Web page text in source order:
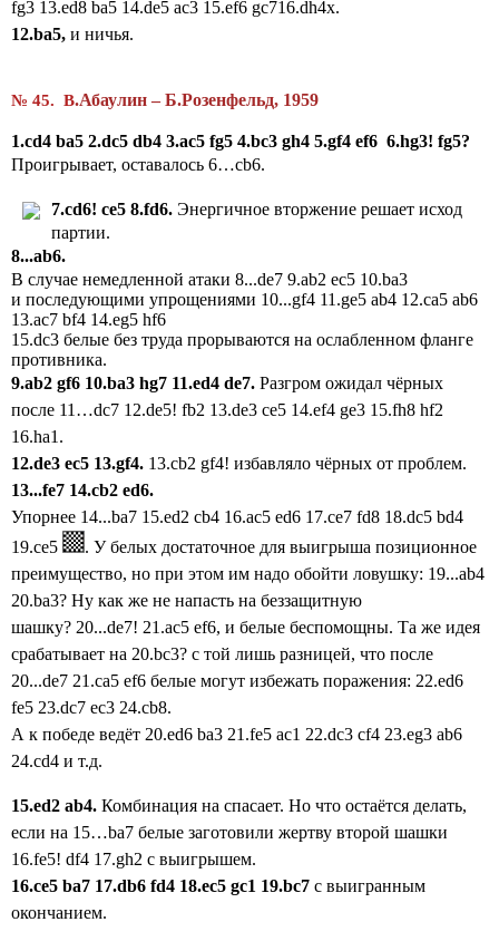
fg3 13.ed8 ba5 14.de5 ac3 15.ef6 gc716.dh4x.
12.ba5, и ничья.
№ 45. В.Абаулин–Б.Розенфельд, 1959
1.cd4 ba5 2.dc5 db4 3.ac5 fg5 4.bc3 gh4 5.gf4 ef6 6.hg3! fg5?
Проигрывает, оставалось 6…cb6.
7.cd6! ce5 8.fd6. Энергичное вторжение решает исход
партии.
8...ab6.
В случае немедленной атаки 8...de7 9.ab2 ec5 10.ba3
и последующими упрощениями 10...gf4 11.ge5 ab4 12.ca5 ab6
13.ac7 bf4 14.eg5 hf6
15.dc3 белые без труда прорываются на ослабленном фланге
противника.
9.ab2 gf6 10.ba3 hg7 11.ed4 de7. Разгром ожидал чёрных
после 11…dc7 12.de5! fb2 13.de3 ce5 14.ef4 ge3 15.fh8 hf2
16.ha1.
12.de3 ec5 13.gf4. 13.cb2 gf4! избавляло чёрных от проблем.
13...fe7 14.cb2 ed6.
Упорнее 14...ba7 15.ed2 cb4 16.ac5 ed6 17.ce7 fd8 18.dc5 bd4
19.ce5
. Убелых достаточное для выигрыша позиционное
преимущество, но при этом им надо обойти ловушку: 19...ab4
20.ba3? Ну как же не напасть на беззащитную
шашку? 20...de7! 21.ac5 ef6, и белые беспомощны. Та же идея
срабатывает на 20.bc3? с той лишь разницей, что после
20...de7 21.ca5 ef6 белые могут избежать поражения: 22.ed6
fe5 23.dc7 ec3 24.cb8.
А к победе ведёт 20.ed6 ba3 21.fe5 ac1 22.dc3 cf4 23.eg3 ab6
24.cd4 и т.д.
15.ed2 ab4. Комбинация на спасает. Но что остаётся делать,
если на 15…ba7 белые заготовили жертву второй шашки
16.fe5! df4 17.gh2 c выигрышем.
16.ce5 ba7 17.db6 fd4 18.ec5 gc1 19.bc7 с выигранным
окончанием.